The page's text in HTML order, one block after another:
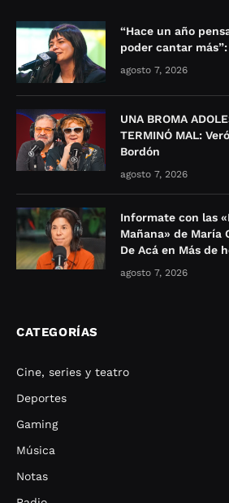
“Hace un año
poder cantar
agosto 7, 2026
UNA BROMA
TERMINÓ MAL:
Bordón
agosto 7, 2026
Informate con las
Mañana» de María
De Acá en Más de
agosto 7, 2026
CATEGORÍAS
Cine, series y teatro
Deportes
Gaming
Música
Notas